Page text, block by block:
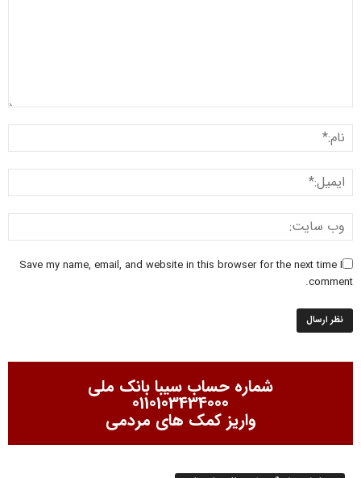
Save my name, email, and website in this browser for the next time I
comment.
شماره حساب سیبا بانک ملی
0110103434000
واریز کمک های مردمی